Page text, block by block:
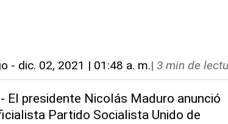
- dic. 02, 2021 | 01:48 a. m.| 3 min de
El presidente Nicolás Maduro anunció
Partido Socialista Unido de